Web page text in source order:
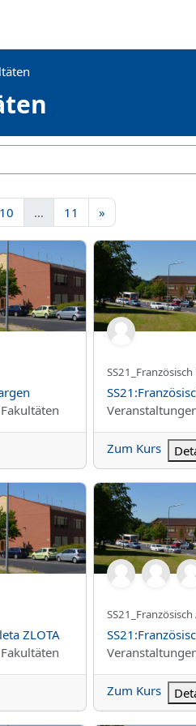
9
10Seite 10
… 11 Seite 11
»Nächste Seite
SS21:Französisch
Kurzer
SS21_Französisch
Kursname
Kursbereich
Zum Kurs
ZLOTA
SS21:Französisch
Kurzer
SS21_Französisch
Kursname
Kursbereich
Zum Kurs